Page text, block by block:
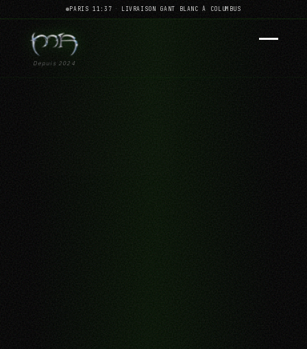
PARIS 11:37 · LIVRAISON GANT BLANC À COLUMBUS
Depuis 2024